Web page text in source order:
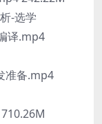
-选学
译.mp4
准备.mp4